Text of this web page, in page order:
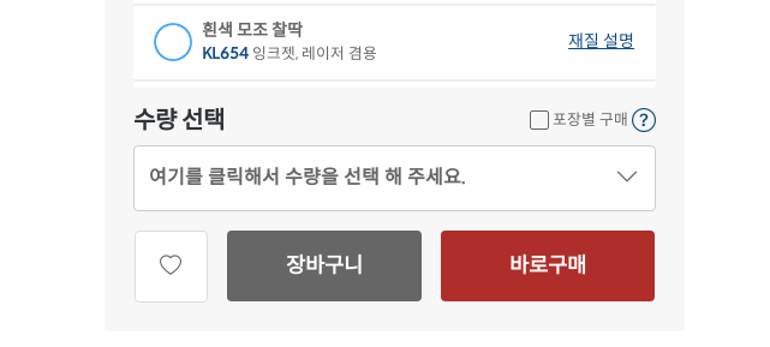
흰색 모조 찰딱
KL654 잉크젯, 레이저 겸용
재질 설명
하늘색 모조
CL654B
재질 설명
연녹색 모조
CL654G잉크젯, 레이저 겸용
재질 설명
수량 선택 포장별 구매
여기를 클릭해서 수량을 선택 해 주세요.
장바구니 바로구매